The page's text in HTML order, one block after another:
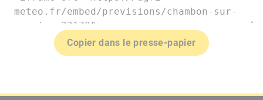
Copier dans le presse-papier